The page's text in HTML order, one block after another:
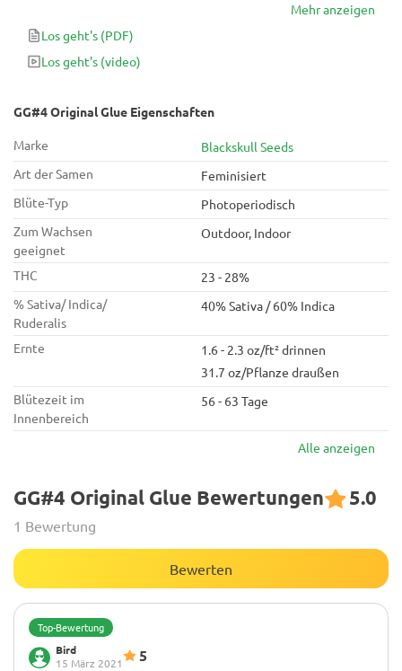
ist eine Hybride aus Chocolate Diesel und Sour Diesel und ein
scharfer Cannabis-Strain mit Erträgen von bis zu 700 g/m² in
Innenräumen nach nur 63 Tagen Blüte!
Mehr anzeigen
Los geht's (PDF)
Los geht's (video)
GG#4 Original Glue Eigenschaften
Marke
Blackskull Seeds
Art der Samen
Feminisiert
Blüte-Typ
Photoperiodisch
Zum Wachsen
geeignet
Outdoor, Indoor
THC
23 - 28%
% Sativa/ Indica/
Ruderalis
40% Sativa / 60% Indica
Ernte
1.6 - 2.3 oz/ft² drinnen
31.7 oz/Pflanze draußen
Blütezeit im
Innenbereich
56 - 63 Tage
Alle anzeigen
GG#4 Original Glue Bewertungen 5.0
1 Bewertung
Bewerten
Top-Bewertung
Bird
15 März 2021
5